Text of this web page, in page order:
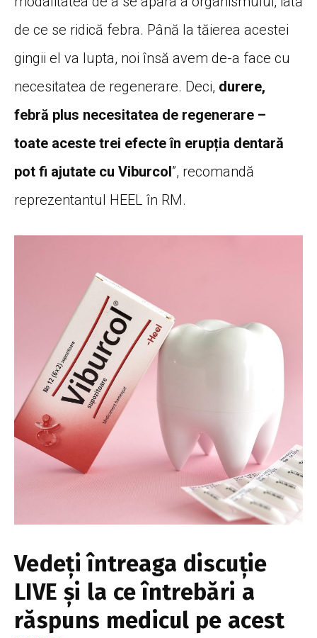
de ce se ridică febra. Până la tăierea acestei
gingii el va lupta, noi însă avem de-a face cu
necesitatea de regenerare. Deci, durere,
febră plus necesitatea de regenerare –
toate aceste trei efecte în erupția dentară
pot fi ajutate cu Viburcol ”, recomandă
reprezentantul HEEL în RM.
Vedeți întreaga discuție
LIVE și la ce întrebări a
răspuns medicul pe acest